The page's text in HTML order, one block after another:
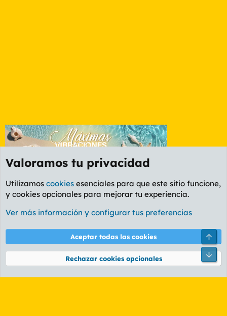
Foro General
Cookies
PL OLDSTYLE AMARILLO
Términos y reglas Política de privacidad Ayuda
Community platform by XenForo® © 2010-2026 XenForo Ltd.
Valoramos tu privacidad
Utilizamos cookies esenciales para que este sitio funcione,
y cookies opcionales para mejorar tu experiencia.
Ver más información y configurar tus preferencias
Aceptar todas las cookies
Rechazar cookies opcionales
Pie